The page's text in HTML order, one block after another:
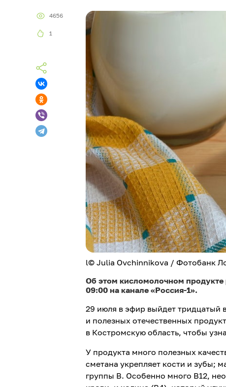
4656
1
l© Julia Ovchinnikova / Фотобанк
Об этом кисломолочном
09:00 на канале «Россия-1».
29 июля в эфир выйдет тридцатый
и полезных отечественных
в Костромскую область, чтобы
У продукта много полезных
сметана укрепляет кости и зубы;
группы В. Особенно много В12,